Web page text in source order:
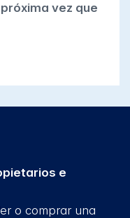
vez que
e
o comprar una